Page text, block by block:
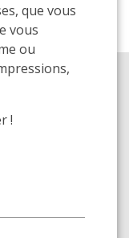
que vous
vous
ou
!